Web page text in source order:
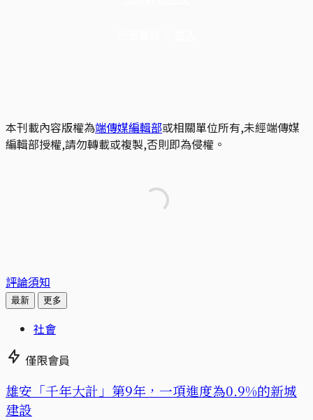
本刊載內容版權為端傳媒編輯部或相關單位所有,未經端傳媒
編輯部授權,請勿轉載或複製,否則即為侵權。
評論須知
最新 更多
社會
僅限會員
​​雄安「千年大計」第9年，一項進度為0.9%的新城
建設